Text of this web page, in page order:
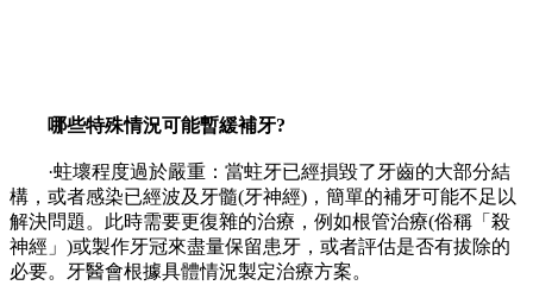
哪些特殊情況可能暫緩補牙?
·蛀壞程度過於嚴重：當蛀牙已經損毀了牙齒的大部分結
構，或者感染已經波及牙髓(牙神經)，簡單的補牙可能不足以
解決問題。此時需要更復雜的治療，例如根管治療(俗稱「殺
神經」)或製作牙冠來盡量保留患牙，或者評估是否有拔除的
必要。牙醫會根據具體情況製定治療方案。